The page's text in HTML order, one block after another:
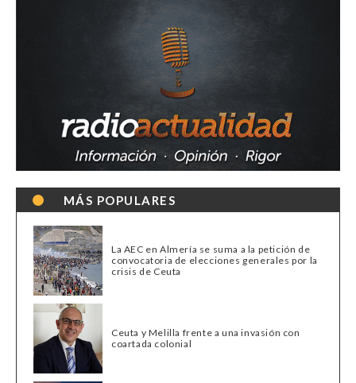
MÁS POPULARES
La AEC en Almería se suma a la petición de
convocatoria de elecciones generales por la
crisis de Ceuta
Ceuta y Melilla frente a una invasión con
coartada colonial